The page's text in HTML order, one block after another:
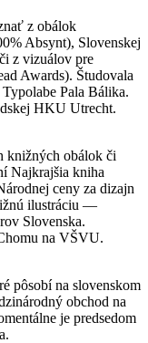
z obálok
Absynt), Slovenskej
z vizuálov pre
Awards). Študovala
Pala Bálika.
HKU Utrecht.
knižných obálok či
Najkrajšia kniha
ceny za dizajn
ilustráciu —
Slovenska.
na VŠVU.
pôsobí na slovenskom
obchod na
je predsedom